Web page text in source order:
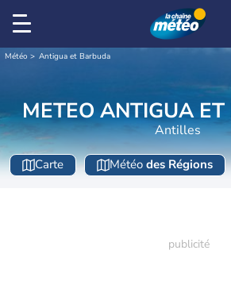
Météo Antigua et Barbuda
METEO ANTIGUA
Antilles
Carte Météo des Régions